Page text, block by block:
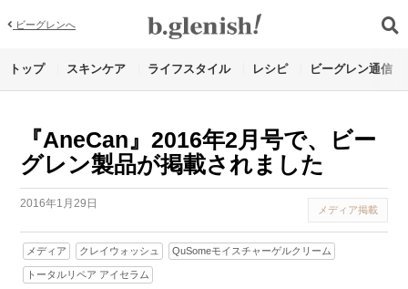
ビーグレンへ
トップ スキンケア ライフスタイル レシピ ビーグレン通信
『AneCan』2016年2月号で、ビー
グレン製品が掲載されました
2016年1月29日 メディア掲載
メディア クレイウォッシュ QuSomeモイスチャーゲルクリーム
トータルリペア アイセラム